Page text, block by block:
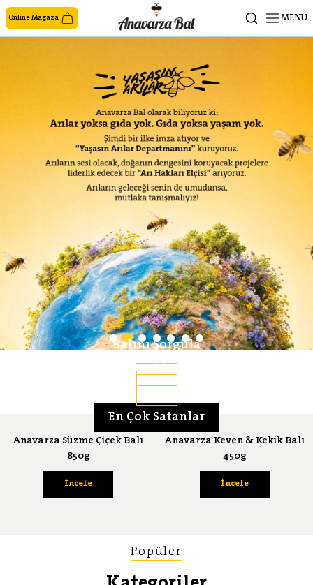
Online Mağaza MENU
Balını Sorgula
İncele
İncele
Bal Ansiklopedisi
İncele
En Çok Satanlar
Anavarza Süzme Çiçek Balı
850g
İncele
Anavarza Keven & Kekik Balı
450g
İncele
Popüler